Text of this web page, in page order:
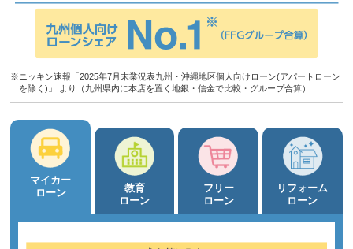
※ニッキン速報「2025年7月末業況表九州・沖縄地区個人向けローン(アパートローン
を除く)」 より（九州県内に本店を置く地銀・信金で比較・グループ合算）
マイカー
ローン
教育
ローン
フリー
ローン
リフォーム
ローン